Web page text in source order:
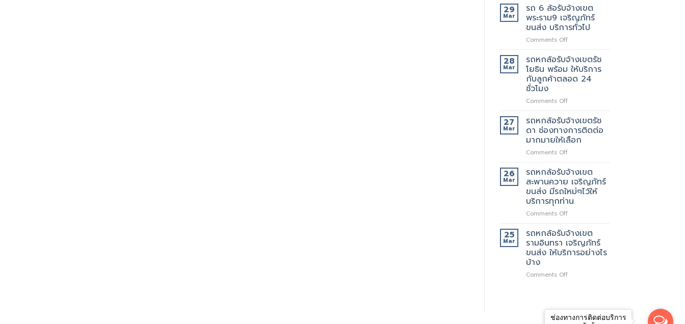
บริการ
จ้าง
คน
ยก
เพิ่ม
6
ล้อ
รับจ้าง
เขต
สาธุประดิษฐ์
เรา
มี
หลาย
ขนาด
เลือก
29
Mar
รถ 6 ล้อรับจ้างเขต
พระราม9 เจริญภัทร์
ขนส่ง บริการทั่วไป
Comments Offon
6
ล้อ
รับจ้าง
เขต
เจ
ภัทร์
ขนส่ง
บริการ
ทั่วไป
28
Mar
รถหกล้อรับจ้างเขตรัช
โยธิน พร้อม ให้บริการ
กับลูกค้าตลอด 24
ชั่วโมง
Comments Offon
หก
ล้อ
รับจ้าง
เขต
รัช
พร้อม
ให้
บริการ
กับ
ลูกค้า
ตลอด
ชั่วโมง
27
Mar
รถหกล้อรับจ้างเขตรัช
ดา ช่องทางการติดต่อ
มากมายให้เลือก
Comments Offon
หก
ล้อ
รับจ้าง
เขต
รัช
ดา
ทางการ
ติดต่อ
มากมาย
ให้
26
Mar
รถหกล้อรับจ้างเขต
สะพานควาย เจริญภัทร์
ขนส่ง มีรถใหม่ๆไว้ให้
บริการทุกท่าน
Comments Offon
หก
ล้อ
รับจ้าง
เขต
เจ
มี
รถ
25
Mar
รถหกล้อรับจ้างเขต
รามอินทรา เจริญภัทร์
ขนส่ง ให้บริการอย่างไร
บ้าง
Comments Offon
รับจ้าง
เขต
ช่องทางการติดต่อบริการ